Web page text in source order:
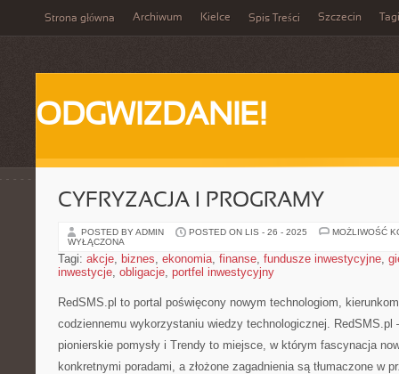
Strona główna Archiwum Kielce Spis Treści Szczecin Tagi
ODGWIZDANIE!
CYFRYZACJA I PROGRAMY
POSTED BY ADMIN POSTED ON LIS - 26 - 2025
MOŻLIWOŚĆ
WYŁĄCZONA
Tagi: akcje, biznes, ekonomia, finanse, fundusze inwestycyjne,
inwestycje, obligacje, portfel inwestycyjny
RedSMS.pl to portal poświęcony nowym technologiom,
codziennemu wykorzystaniu wiedzy technologicznej. RedSMS.pl
pionierskie pomysły i Trendy to miejsce, w którym fascynacja
konkretnymi poradami, a złożone zagadnienia są tłumaczone w